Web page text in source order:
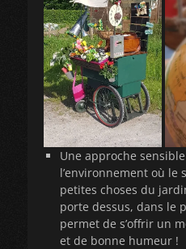
Une approche
l’environnement où le
petites choses du
porte dessus, dans le
permet de s’offrir un
et de bonne humeur !